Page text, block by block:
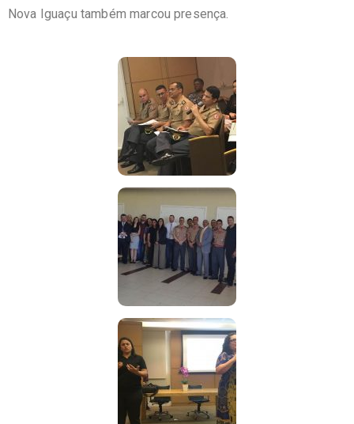
Nova Iguaçu também marcou presença.